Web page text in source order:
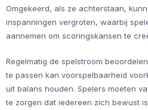
Omgekeerd, als ze achterstaan,
inspanningen vergroten, waarbij
aannemen om scoringskansen te
Regelmatig de spelstroom
te passen kan voorspelbaarheid
uit balans houden. Spelers moeten
te zorgen dat iedereen zich bewust